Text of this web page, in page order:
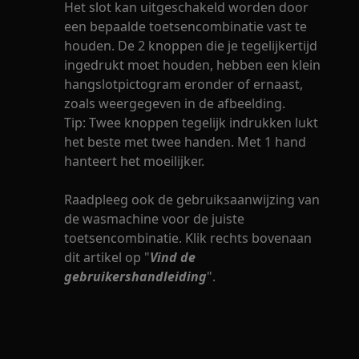
Het slot kan uitgeschakeld worden door
een bepaalde toetsencombinatie vast te
houden. De 2 knoppen die je tegelijkertijd
ingedrukt moet houden, hebben een klein
hangslotpictogram eronder of ernaast,
zoals weergegeven in de afbeelding.
Tip: Twee knoppen tegelijk indrukken lukt
het beste met twee handen. Met 1 hand
hanteert het moeilijker.
Raadpleeg ook de gebruiksaanwijzing van
de wasmachine voor de juiste
toetsencombinatie. Klik rechts bovenaan
dit artikel op "Vind de
gebruikershandleiding".